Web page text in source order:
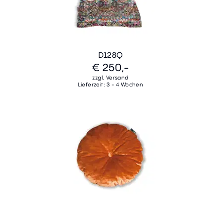
D128Q
€ 250,-
zzgl. Versand
Lieferzeit: 3 - 4 Wochen